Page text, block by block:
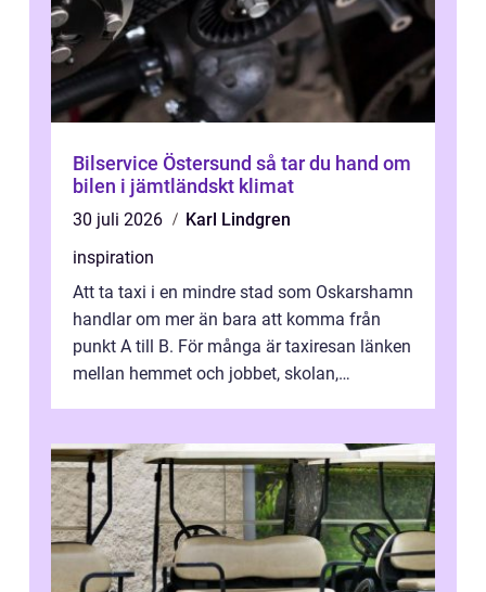
Bilservice Östersund så tar du hand om
bilen i jämtländskt klimat
30 juli 2026
Karl Lindgren
inspiration
Att ta taxi i en mindre stad som Oskarshamn
handlar om mer än bara att komma från
punkt A till B. För många är taxiresan länken
mellan hemmet och jobbet, skolan,